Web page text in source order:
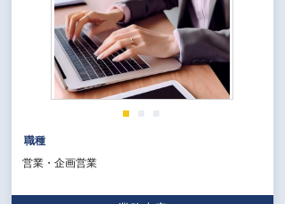
職種
営業・企画営業